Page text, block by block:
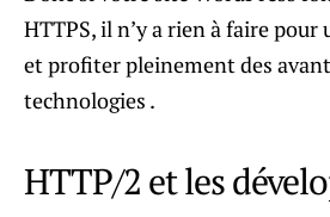
HTTPS, il n’y a rien à faire
et profiter pleinement des
technologies .
HTTP/2 et les